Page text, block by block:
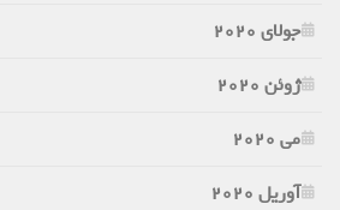
جولای 2020
ژوئن 2020
می 2020
آوریل 2020